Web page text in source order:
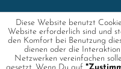
Diese Website benutzt
Website erforderlich sind und
den Komfort bei Benutzung
dienen oder die
Netzwerken vereinfachen